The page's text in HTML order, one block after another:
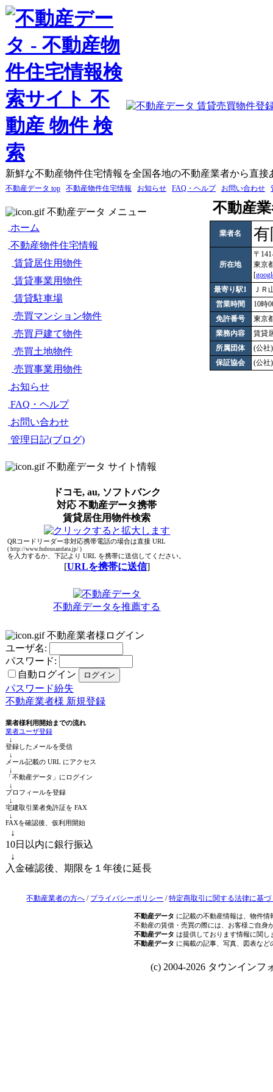
新鮮な不動産物件住宅情報を全国各地の不動産業者から直接
不動産データ top 不動産物件住宅情報 お知らせ FAQ・ヘルプ お問い合わせ
不動産データ メニュー
ホーム
不動産物件住宅情報
賃貸居住用物件
賃貸事業用物件
賃貸駐車場
売買マンション物件
売買戸建て物件
売買土地物件
売買事業用物件
お知らせ
FAQ・ヘルプ
お問い合わせ
管理日記(ブログ)
不動産データ サイト情報
ドコモ, au, ソフトバンク
対応 不動産データ携帯
賃貸居住用物件検索
QRコードリーダー非対応携帯電話の場合は直接 URL
( http://www.fudousandata.jp/ )
を入力するか、下記より URL を携帯に送信してください。
[URLを携帯に送信]
不動産データを推薦する
不動産業者様ログイン
ユーザ名:
パスワード:
自動ログイン
パスワード紛失
不動産業者様 新規登録
業者様利用開始までの流れ
業者ユーザ登録
↓
登録したメールを受信
↓
メール記載の URL にアクセス
↓
「不動産データ」にログイン
↓
プロフィールを登録
↓
宅建取引業者免許証を FAX
↓
FAXを確認後、仮利用開始
↓
10日以内に銀行振込
↓
入金確認後、期限を１年後に延長
不動産
業者名
所在地
〒
東京
[
最寄り駅1
ＪＲ
営業時間
10時
免許番号
東京
業務内容
賃貸
所属団体
(公社
保証協会
(公社
不動産業者の方へ / プライバシーポリシー /特定商取引に関する法律に基
不動産データ に記載の不動産情報は、物件
不動産の賃借・売買の際には、お客様ご自身
不動産データ は提供しております情報に関し
不動産データ に掲載の記事、写真、図表な
(c) 2004-2026 タウンインフ